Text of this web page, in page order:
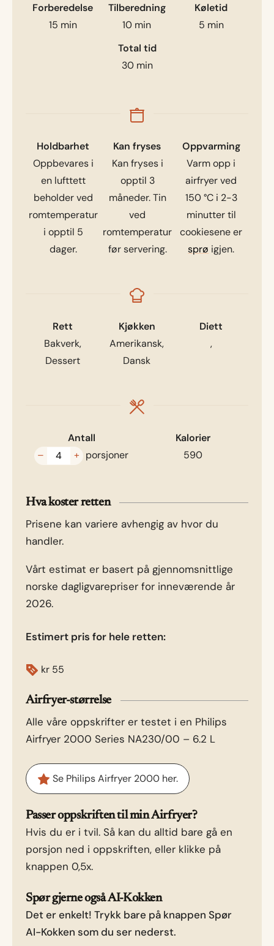
Forberedelse
15 min
Tilberedning
10 min
Køletid
5 min
Total tid
30 min
Holdbarhet
Oppbevares i
en lufttett
beholder ved
romtemperatur
i opptil 5
dager.
Kan fryses
Kan fryses i
opptil 3
måneder. Tin
ved
romtemperatur
før servering.
Oppvarming
Varm opp i
airfryer ved
150 °C i 2-3
minutter til
cookiesene er
sprø igjen.
Rett
Bakverk,
Dessert
Kjøkken
Amerikansk,
Dansk
Diett
,
Antall
–
+ porsjoner
Kalorier
590
Hva koster retten
Prisene kan variere avhengig av hvor du
handler.
Vårt estimat er basert på gjennomsnittlige
norske dagligvarepriser for inneværende år
2026.
Estimert pris for hele retten:
kr 55
Airfryer-størrelse
Alle våre oppskrifter er testet i en Philips
Airfryer 2000 Series NA230/00 – 6.2 L
Se Philips Airfryer 2000 her.
Passer oppskriften til min Airfryer?
Hvis du er i tvil. Så kan du alltid bare gå en
porsjon ned i oppskriften, eller klikke på
knappen 0,5x.
Spør gjerne også AI-Kokken
Det er enkelt! Trykk bare på knappen Spør
AI-Kokken som du ser nederst.